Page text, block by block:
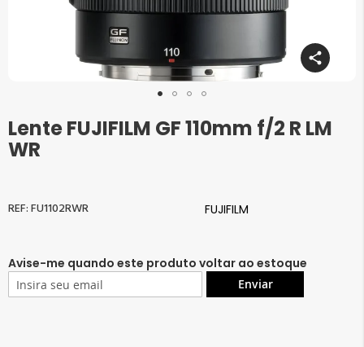
Lente FUJIFILM GF 110mm f/2 R LM
WR
FU1102RWR FUJIFILM
Avise-me quando este produto voltar ao estoque
Enviar
Saltar
para
o
Galeria